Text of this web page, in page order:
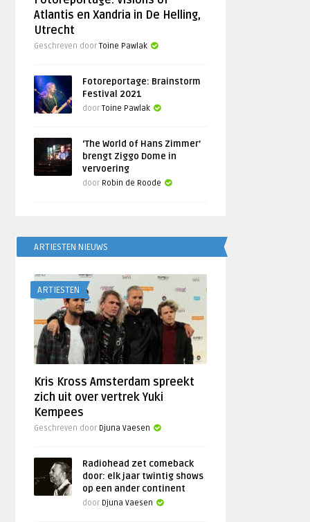
Atlantis en Xandria in De Helling,
Utrecht
Geschreven doorToine Pawlak
Fotoreportage: Brainstorm
Festival 2021
doorToine Pawlak
‘The World of Hans Zimmer’
brengt Ziggo Dome in
vervoering
door Robin de Roode
ARTIESTEN NIEUWS
ARTIESTEN
Kris Kross Amsterdam spreekt
zich uit over vertrek Yuki
Kempees
Geschreven door Djuna Vaesen
Radiohead zet comeback
door: elk jaar twintig shows
op een ander continent
door Djuna Vaesen